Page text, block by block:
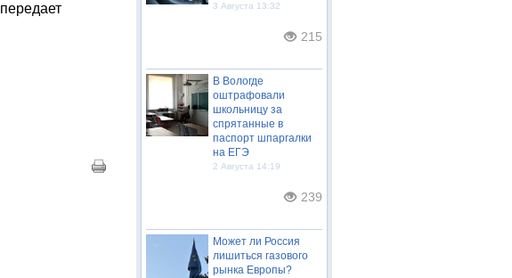
3 Августа 13:32
215
В Вологде
оштрафовали
школьницу за
спрятанные в
паспорт шпаргалки
на ЕГЭ
2 Августа 14:19
239
Может ли Россия
лишиться газового
рынка Европы?